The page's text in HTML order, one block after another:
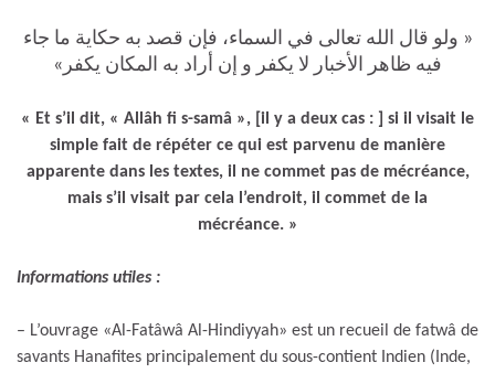
« ولو قال الله تعالى في السماء، فإن قصد به حكاية ما جاء
فيه ظاهر الأخبار لا يكفر و إن أراد به المكان يكفر»
« Et s’il dit, « Allâh fi s-samâ », [il y a deux cas : ] si il visait le
simple fait de répéter ce qui est parvenu de manière
apparente dans les textes, il ne commet pas de mécréance,
mais s’il visait par cela l’endroit, il commet de la
mécréance. »
Informations utiles :
– L’ouvrage «Al-Fatâwâ Al-Hindiyyah» est un recueil de fatwâ de
savants Hanafites principalement du sous-contient Indien (Inde,